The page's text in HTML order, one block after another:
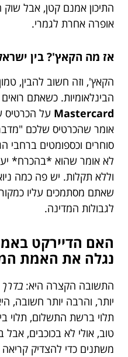
התיכון אמנם קטן, אבל שוק
אופרה אחרת לגמרי.
אז מה הקאץ'? בין
הקאץ', וזה חשוב להבין,
הבינלאומיות. כשאתם
Mastercard על הכרטיס
אומר שהכרטיס שלכם
סוחרים וכספומטים ברחבי
לא אומר שהוא *בהכרח*
וללא תקלות. יש פה כמה
שאתם מסתמכים עליו
לגבולות המדינה.
האם הדיירקט
נגלה את האמת
התשובה הקצרה היא: בדרך
יותר, והרבה יותר חשובה,
תלוי ברשת התשלום, תלוי
טוב, אולי לא בכוכבים,
משתנים כדי להצדיק